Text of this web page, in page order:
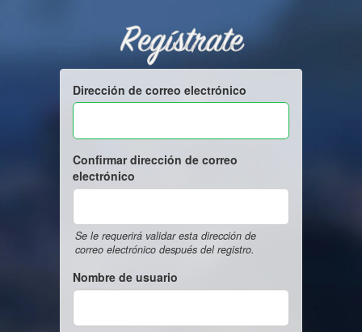
Regístrate
Dirección de correo electrónico
Confirmar dirección de correo
electrónico
Se le requerirá validar esta dirección de
correo electrónico después del registro.
Nombre de usuario